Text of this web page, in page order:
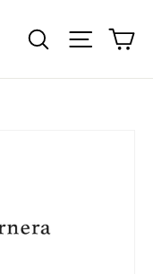
Søg